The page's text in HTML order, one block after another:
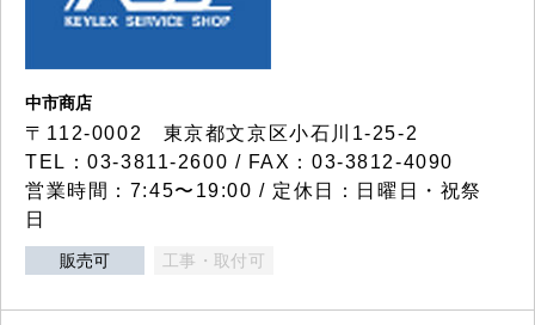
中市商店
〒112-0002 東京都文京区小石川1-25-2
TEL：03-3811-2600 / FAX：03-3812-4090
営業時間：7:45〜19:00 / 定休日：日曜日・祝祭
日
販売可 工事・取付可